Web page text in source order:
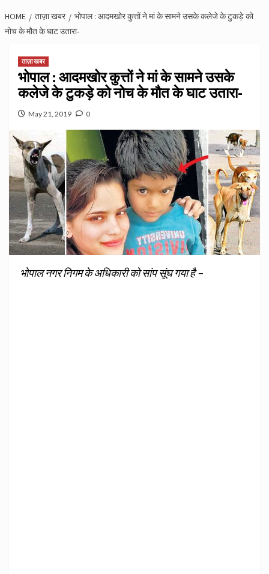
HOME ताज़ा खबर
भोपाल : आदमखोर कुत्तों ने मां के सामने उसके कलेजे के टुकड़े को
नोच के मौत के घाट उतारा-
ताज़ा खबर
भोपाल : आदमखोर कुत्तों ने मां के सामने उसके
कलेजे के टुकड़े को नोच के मौत के घाट उतारा-
May 21, 2019 0
भोपाल नगर निगम के अधिकारी को सांप सूंघ गया है –